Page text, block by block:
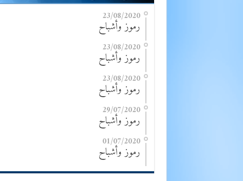
23/08/2020
رموز وأشباح
23/08/2020
رموز وأشباح
23/08/2020
رموز وأشباح
29/07/2020
رموز وأشباح
01/07/2020
رموز وأشباح